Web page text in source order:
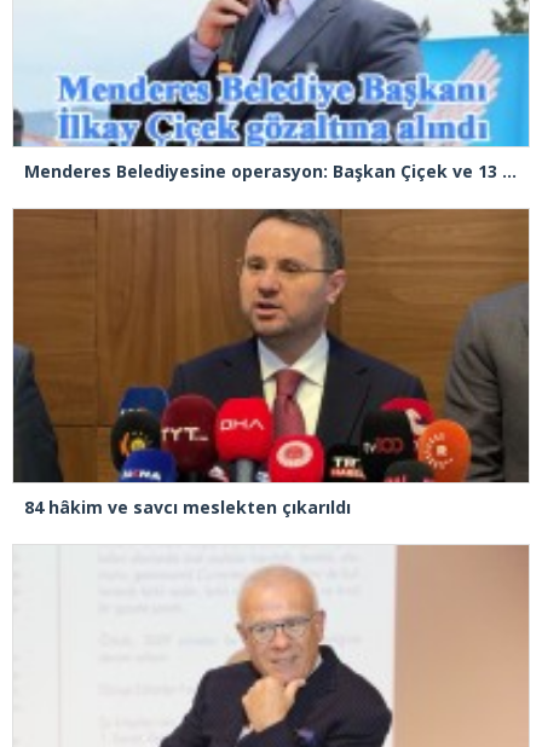
Menderes Belediyesine operasyon: Başkan Çiçek ve 13 kişi gözaltında
84 hâkim ve savcı meslekten çıkarıldı